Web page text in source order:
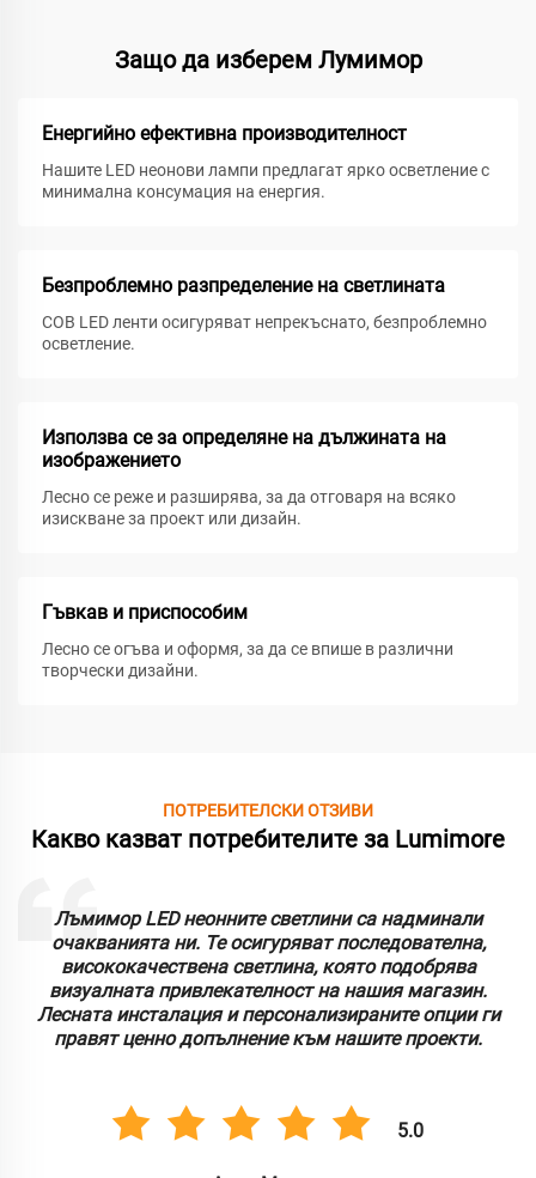
Защо да изберем Лумимор
Енергийно ефективна производителност
Нашите LED неонови лампи предлагат ярко осветление с
минимална консумация на енергия.
Безпроблемно разпределение на светлината
COB LED ленти осигуряват непрекъснато, безпроблемно
осветление.
Използва се за определяне на дължината на
изображението
Лесно се реже и разширява, за да отговаря на всяко
изискване за проект или дизайн.
Гъвкав и приспособим
Лесно се огъва и оформя, за да се впише в различни
творчески дизайни.
ПОТРЕБИТЕЛСКИ ОТЗИВИ
Какво казват потребителите за Lumimore
Лъмимор LED неонните светлини са надминали
очакванията ни. Те осигуряват последователна,
висококачествена светлина, която подобрява
визуалната привлекателност на нашия магазин.
Лесната инсталация и персонализираните опции ги
правят ценно допълнение към нашите проекти.
5.0